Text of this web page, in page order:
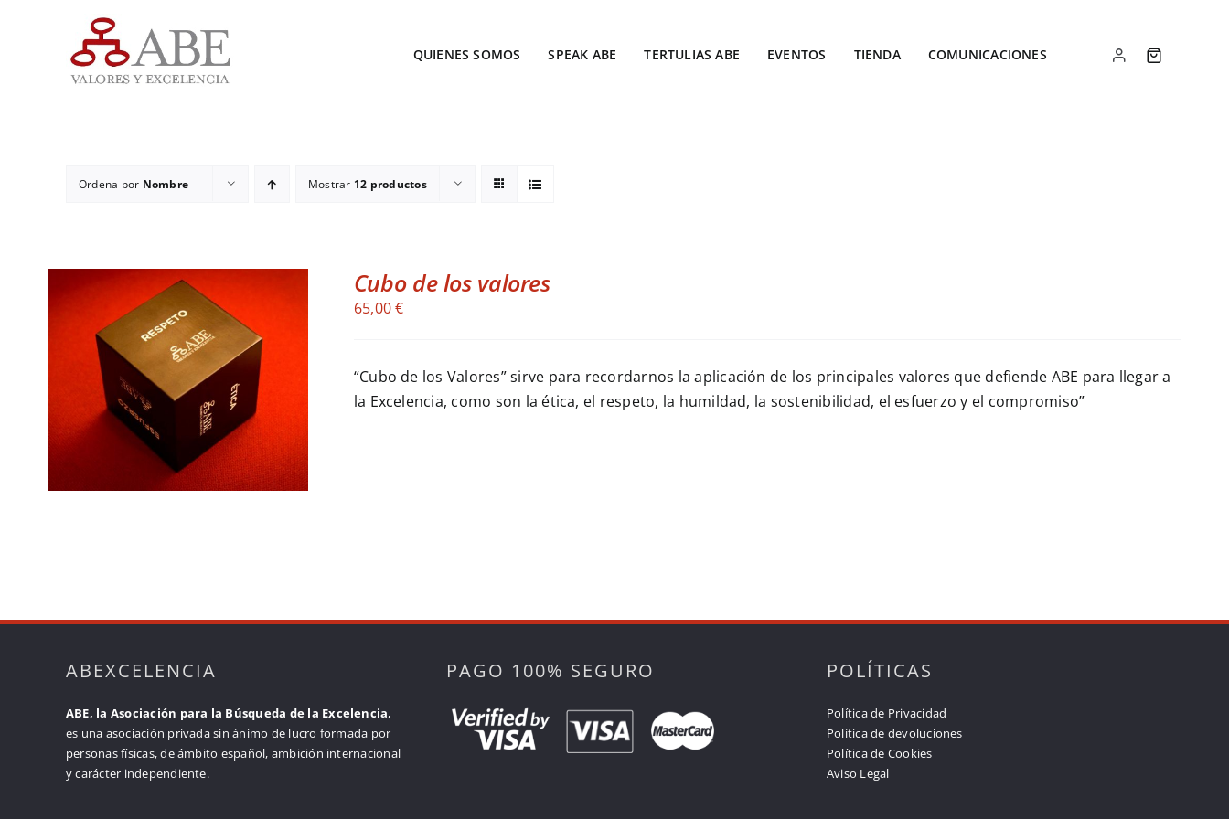
contenido
QUIENES SOMOS SPEAK ABE TERTULIAS ABE EVENTOS TIENDA COMUNICACIONES
Ordena por Nombre Mostrar 12 productos
ADD TO CART / DETALLES
Cubo de los valores
65,00€
“Cubo de los Valores” sirve para recordarnos la aplicación de los principales valores que defiende ABE para llegar a
la Excelencia, como son la ética, el respeto, la humildad, la sostenibilidad, el esfuerzo y el compromiso”
ABEXCELENCIA
ABE, la Asociación para la Búsqueda de la Excelencia,
es una asociación privada sin ánimo de lucro formada por
personas físicas, de ámbito español, ambición internacional
y carácter independiente.
PAGO 100% SEGURO POLÍTICAS
Política de Privacidad
Política de devoluciones
Política de Cookies
Aviso Legal